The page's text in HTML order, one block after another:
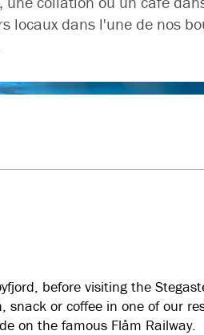
locaux dans l'une de nos
before visiting the
snack or coffee in one of our
on the famous Flåm Railway.